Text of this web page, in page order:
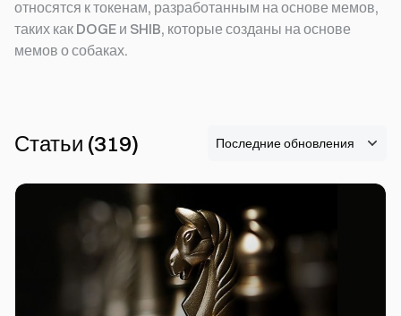
относятся к токенам, разработанным на основе мемов,
таких как DOGE и SHIB, которые созданы на основе
мемов о собаках.
Статьи (319)